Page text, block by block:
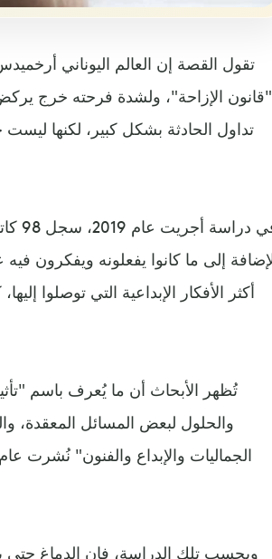
تقول القصة إن العالم اليوناني
"قانون الإزاحة"، ولشدة فرحته خرج
تداول الحادثة بشكل كبير، لكنها
أكثر الأفكار الإبداعية التي توصلوا
تُظهر الأبحاث أن ما يُعرف باسم
والحلول لبعض المسائل
وبحسب تلك الدراسة، فإن الدماغ حتى